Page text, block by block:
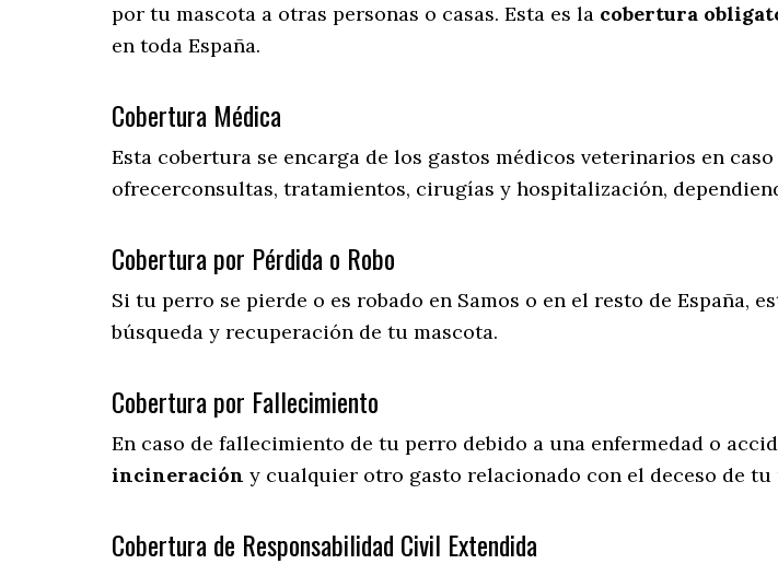
por tu mascota a otras personas o casas. Esta es la cobertura
en toda España.
Cobertura Médica
Esta cobertura se encarga de los gastos médicos veterinarios en caso
ofrecerconsultas, tratamientos, cirugías y hospitalización,
Cobertura por Pérdida o Robo
Si tu perro se pierde o es robado en Samos o en el resto de España,
búsqueda y recuperación de tu mascota.
Cobertura por Fallecimiento
En caso de fallecimiento de tu perro debido a una enfermedad o
incineración y cualquier otro gasto relacionado con el deceso de tu
Cobertura de Responsabilidad Civil Extendida